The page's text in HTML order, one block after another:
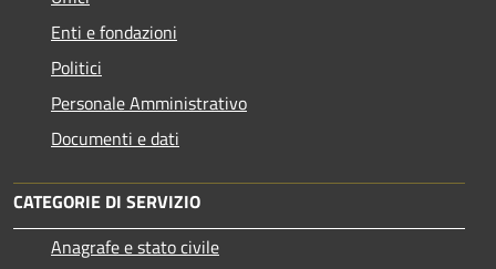
Enti e fondazioni
Politici
Personale Amministrativo
Documenti e dati
CATEGORIE DI SERVIZIO
Anagrafe e stato civile